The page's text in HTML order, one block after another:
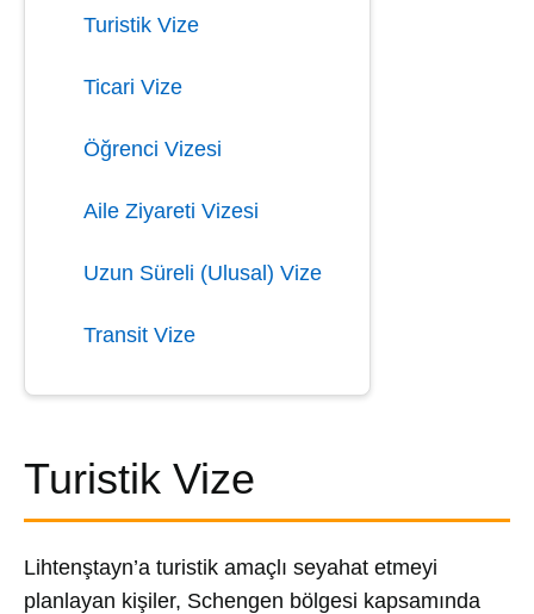
Turistik Vize
Ticari Vize
Öğrenci Vizesi
Aile Ziyareti Vizesi
Uzun Süreli (Ulusal) Vize
Transit Vize
Turistik Vize
Lihtenştayn’a turistik amaçlı seyahat etmeyi
planlayan kişiler, Schengen bölgesi kapsamında